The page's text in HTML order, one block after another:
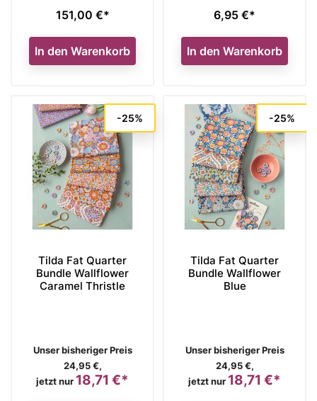
Preis
151,00 €*
In den Warenkorb
Preis
6,95 €*
In den Warenkorb
Tilda Fat Quarter
Bundle Wallflower
Caramel Thristle
Verkaufspreis
Unser bisheriger Preis
24,95 €,
jetzt nur
-25%
Preis
18,71 €*
Tilda Fat Quarter
Bundle Wallflower
Blue
Verkaufspreis
Unser bisheriger Preis
24,95 €,
jetzt nur
-25%
Preis
18,71 €*